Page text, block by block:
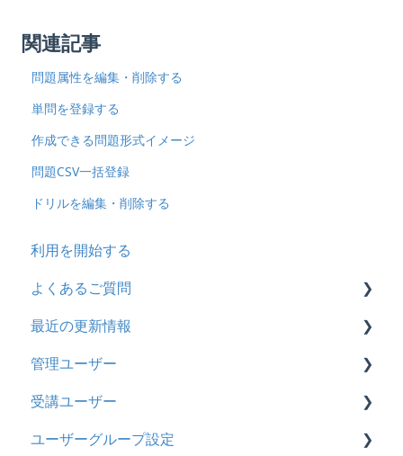
関連記事
問題属性を編集・削除する
単問を登録する
作成できる問題形式イメージ
問題CSV一括登録
ドリルを編集・削除する
利用を開始する
よくあるご質問
契約
トライアル
カスタマイズ
インターネット・セキュリティ
最近の更新情報
2026年8月アップデート
2026年2月アップデート
2025年10月アップデート
管理ユーザー
管理ユーザーの統合について
管理ユーザーについて
受講ユーザー
基本操作
ユーザーグループ設定